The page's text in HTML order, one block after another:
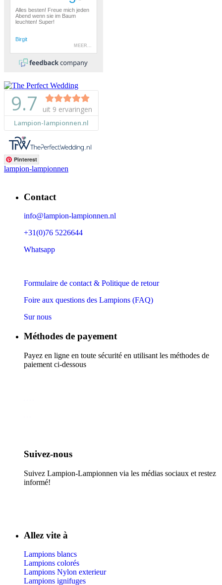
Pinterest
lampion-lampionnen
Contact
info@lampion-lampionnen.nl
+31(0)76 5226644
Whatsapp
Formulaire de contact & Politique de retour
Foire aux questions des Lampions (FAQ)
Sur nous
Méthodes de payement
Payez en ligne en toute sécurité en utilisant les méthodes de
paiement ci-dessous
Suivez-nous​
Suivez Lampion-Lampionnen via les médias sociaux et restez
informé!
Allez vite à
Lampions blancs
Lampions colorés
Lampions Nylon exterieur
Lampions ignifuges